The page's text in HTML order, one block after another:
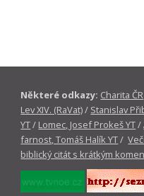
Některé odkazy: Charita ČR
Lev XIV. (RaVat)/ Stanislav
YT/ Lomec, Josef Prokeš YT/
farnost, Tomáš Halík YT/
biblický citát s krátkým